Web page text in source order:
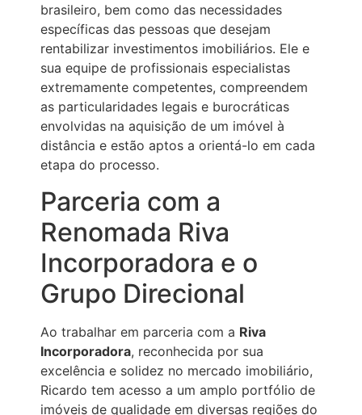
brasileiro, bem como das necessidades
específicas das pessoas que desejam
rentabilizar investimentos imobiliários. Ele e
sua equipe de profissionais especialistas
extremamente competentes, compreendem
as particularidades legais e burocráticas
envolvidas na aquisição de um imóvel à
distância e estão aptos a orientá-lo em cada
etapa do processo.
Parceria com a
Renomada Riva
Incorporadora e o
Grupo Direcional
Ao trabalhar em parceria com a Riva
Incorporadora, reconhecida por sua
excelência e solidez no mercado imobiliário,
Ricardo tem acesso a um amplo portfólio de
imóveis de qualidade em diversas regiões do